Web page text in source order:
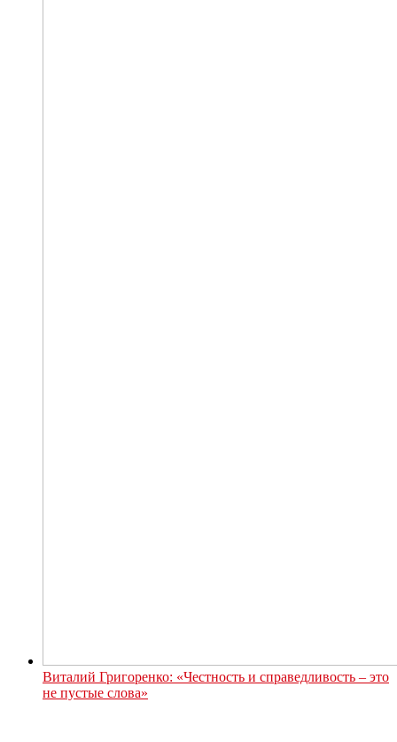
Виталий Григоренко: «Честность и справедливость – это
не пустые слова»